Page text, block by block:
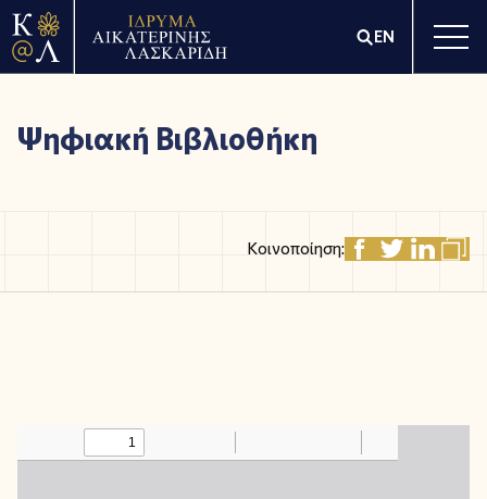
EN
Ψηφιακή Βιβλιοθήκη
Κοινοποίηση: